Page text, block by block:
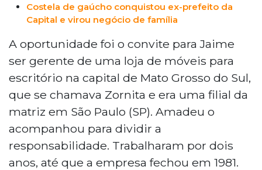
Costela de gaúcho conquistou ex-prefeito da
Capital e virou negócio de família
A oportunidade foi o convite para Jaime
ser gerente de uma loja de móveis para
escritório na capital de Mato Grosso do Sul,
que se chamava Zornita e era uma filial da
matriz em São Paulo (SP). Amadeu o
acompanhou para dividir a
responsabilidade. Trabalharam por dois
anos, até que a empresa fechou em 1981.